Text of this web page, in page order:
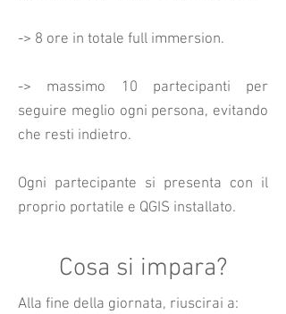
-> 8 ore in totale full immersion.
-> massimo 10 partecipanti per
seguire meglio ogni persona, evitando
che resti indietro.
Ogni partecipante si presenta con il
proprio portatile e QGIS installato.
Cosa si impara?
Alla fine della giornata, riuscirai a: